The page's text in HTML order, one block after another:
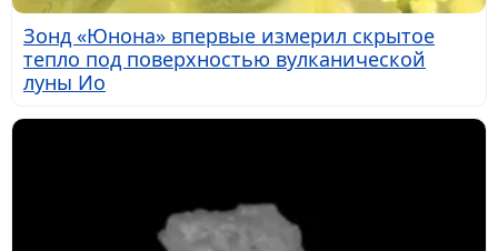
Зонд «Юнона» впервые измерил скрытое
тепло под поверхностью вулканической
луны Ио